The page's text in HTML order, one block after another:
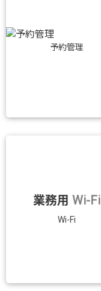
予約管理
業務用 Wi-Fi
Wi-Fi